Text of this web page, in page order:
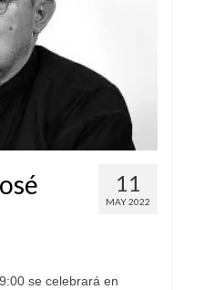
11
MAY 2022
se celebrará en